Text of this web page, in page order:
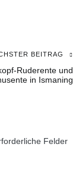
BEITRAG
Ruderente und
in Ismaning
Felder